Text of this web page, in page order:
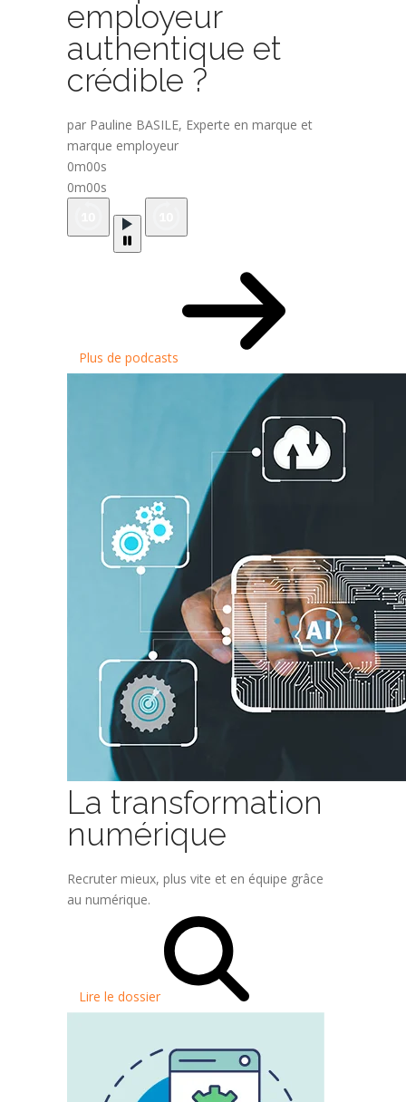
employeur
authentique et
crédible ?
par Pauline BASILE, Experte en marque et
marque employeur
0m00s
0m00s
Plus de podcasts
La transformation
numérique
Recruter mieux, plus vite et en équipe grâce
au numérique.
Lire le dossier